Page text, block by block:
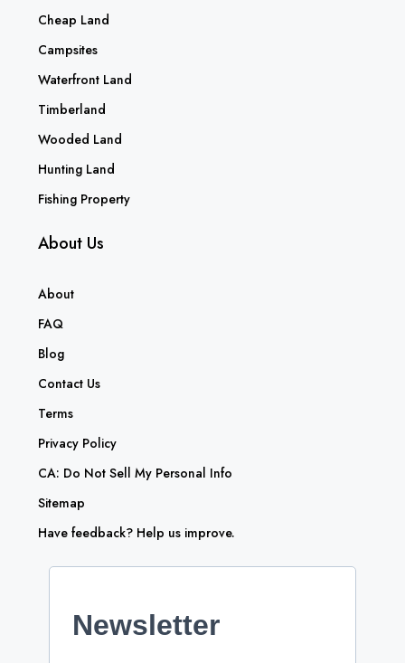
Cheap Land
Campsites
Waterfront Land
Timberland
Wooded Land
Hunting Land
Fishing Property
About Us
About
FAQ
Blog
Contact Us
Terms
Privacy Policy
CA: Do Not Sell My Personal Info
Sitemap
Have feedback? Help us improve.
Newsletter